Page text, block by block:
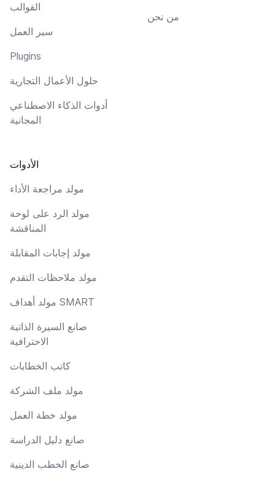
القوالب
سير العمل
Plugins
حلول الأعمال التجارية
أدوات الذكاء الاصطناعي
المجانية
الأدوات
مولد مراجعة الأداء
مولد الرد على لوحة
المناقشة
مولد إجابات المقابلة
مولد ملاحظات التقدم
مولد أهداف SMART
صانع السيرة الذاتية
الاحترافية
كاتب الخطابات
مولد ملف الشركة
مولد خطة العمل
صانع دليل الدراسة
صانع الخطب الدينية
من نحن